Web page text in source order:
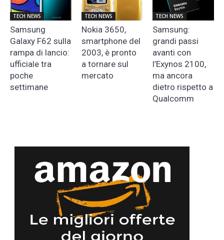
TECH NEWS
Samsung
Galaxy F62 sulla
rampa di lancio:
ufficiale tra
poche
settimane
TECH NEWS
Nokia 3650,
smartphone del
2003, è pronto
a tornare sul
mercato
TECH NEWS
Samsung:
grandi passi
avanti con
l’Exynos 2100,
ma ancora
dietro rispetto a
Qualcomm